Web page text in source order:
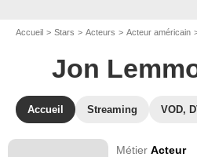
Accueil Stars Acteurs Acteur américain
Jon
Accueil Streaming VOD,
MétierActeur